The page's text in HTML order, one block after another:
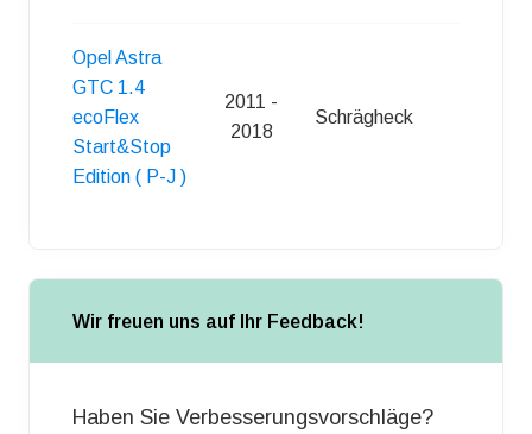
Opel Astra
GTC 1.4
ecoFlex
Start&Stop
Edition ( P-J )
2011 -
2018
Schrägheck
Wir freuen uns auf Ihr Feedback!
Haben Sie Verbesserungsvorschläge?